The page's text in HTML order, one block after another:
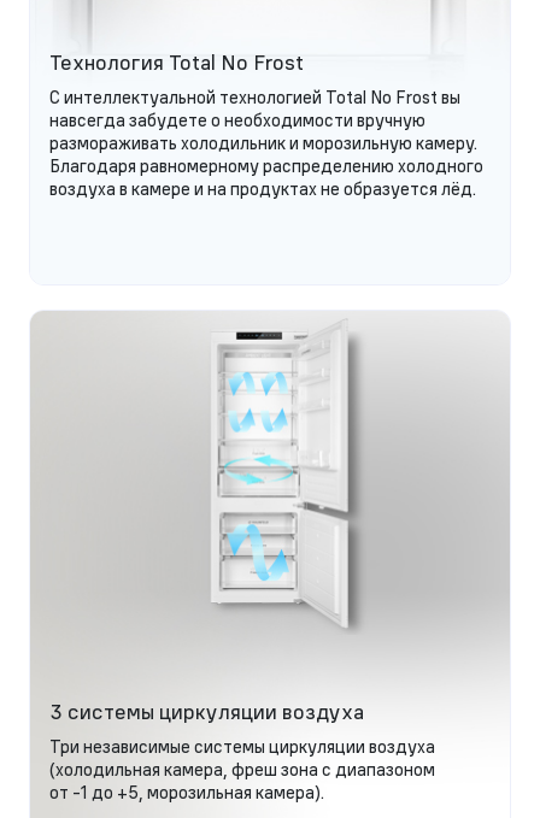
Технология Total No Frost
С интеллектуальной технологией Total No Frost вы
навсегда забудете о необходимости вручную
размораживать холодильник и морозильную камеру.
Благодаря равномерному распределению холодного
воздуха в камере и на продуктах не образуется лёд.
3 системы циркуляции воздуха
Три независимые системы циркуляции воздуха
(холодильная камера, фреш зона с диапазоном
от -1 до +5, морозильная камера).